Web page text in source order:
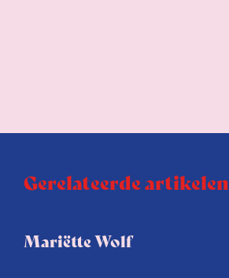
Gerelateerde artikelen
Mariëtte Wolf